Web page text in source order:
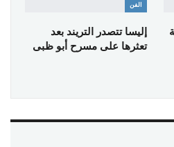
الفن
إليسا تتصدر التريند بعد
تعثرها على مسرح أبو ظبى